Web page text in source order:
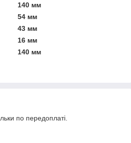
140 мм
54 мм
43 мм
16 мм
140 мм
по передоплаті.